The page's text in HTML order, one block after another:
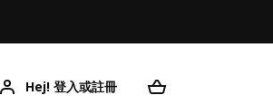
Hej! 登入或註冊